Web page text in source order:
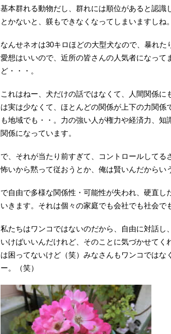
基本群れる動物だし、群れには順位があると認識
とかないと、躾もできなくなってしまいますしね。
なんせネオは30キロほどの大型犬なので、暴れ
愛想はいいので、近所の皆さんの人気者になっ
ど・・・。
これはねー、犬だけの話ではなくて、人間関係
は実は少なくて、ほとんどの関係が上下の力関
も地域でも・・。力の強い人が権力や経済力、知
関係になっています。
で、それが当たり前すぎて、コントロールしてる
怖いから黙って従おうとか、俺は賢いんだからい
で自由で多様な関係性・可能性が失われ、硬直
いきます。それは個々の家庭でも会社でも社会で
私たちはワンコではないのだから、自由に対話し
いけばいいんだけれど、そのことに気づかせて
は困ってないけど（笑）みなさんもワンコでは
ー。（笑）